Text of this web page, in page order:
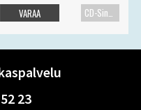
CD-Single
VARAA
23